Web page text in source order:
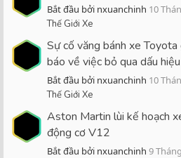
Bắt đầu bởi nxuanchinh 10
Thế Giới Xe
Sự cố văng bánh xe
báo về việc bỏ qua dấu
Bắt đầu bởi nxuanchinh 10
Thế Giới Xe
Aston Martin lùi kế hoạch
động cơ V12
Bắt đầu bởi nxuanchinh 9